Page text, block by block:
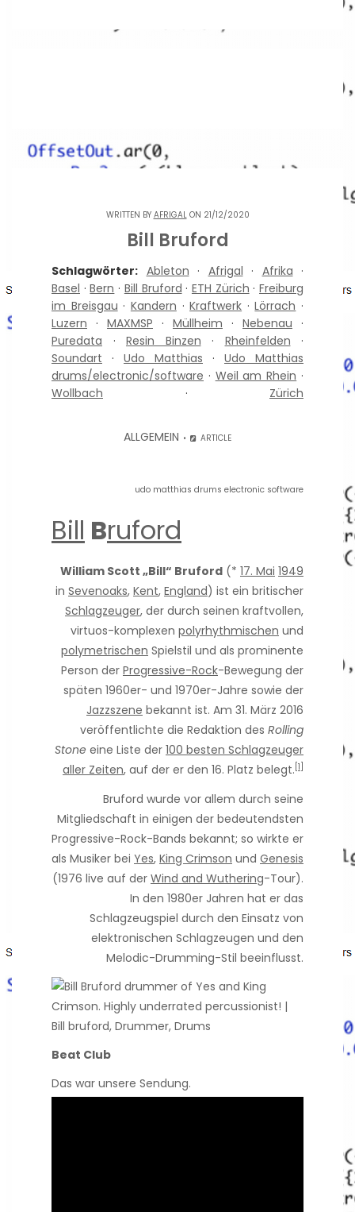
WRITTEN BY AFRIGALON 21/12/2020
Bill Bruford
Schlagwörter: Ableton · Afrigal · Afrika ·
Basel ·Bern · Bill Bruford · ETH Zürich ·Freiburg
im Breisgau · Kandern ·Kraftwerk ·Lörrach ·
Luzern · MAXMSP · Müllheim · Nebenau ·
Puredata · Resin Binzen · Rheinfelden ·
Soundart · Udo Matthias · Udo Matthias
drums/electronic/software · Weil am Rhein ·
Wollbach · Zürich
ALLGEMEIN ARTICLE
udo matthias drums electronic software
Bill Bruford
William Scott „Bill“ Bruford (* 17. Mai 1949
in Sevenoaks, Kent, England) ist ein britischer
Schlagzeuger, der durch seinen kraftvollen,
virtuos-komplexen polyrhythmischen und
polymetrischen Spielstil und als prominente
Person der Progressive-Rock-Bewegung der
späten 1960er- und 1970er-Jahre sowie der
Jazzszene bekannt ist. Am 31. März 2016
veröffentlichte die Redaktion des Rolling
Stone eine Liste der 100 besten Schlagzeuger
aller Zeiten, auf der er den 16. Platz belegt. [1]
Bruford wurde vor allem durch seine
Mitgliedschaft in einigen der bedeutendsten
Progressive-Rock-Bands bekannt; so wirkte er
als Musiker bei Yes, King Crimson und Genesis
(1976 live auf der Wind and Wuthering-Tour).
In den 1980er Jahren hat er das
Schlagzeugspiel durch den Einsatz von
elektronischen Schlagzeugen und den
Melodic-Drumming-Stil beeinflusst.
Beat Club
Das war unsere Sendung.